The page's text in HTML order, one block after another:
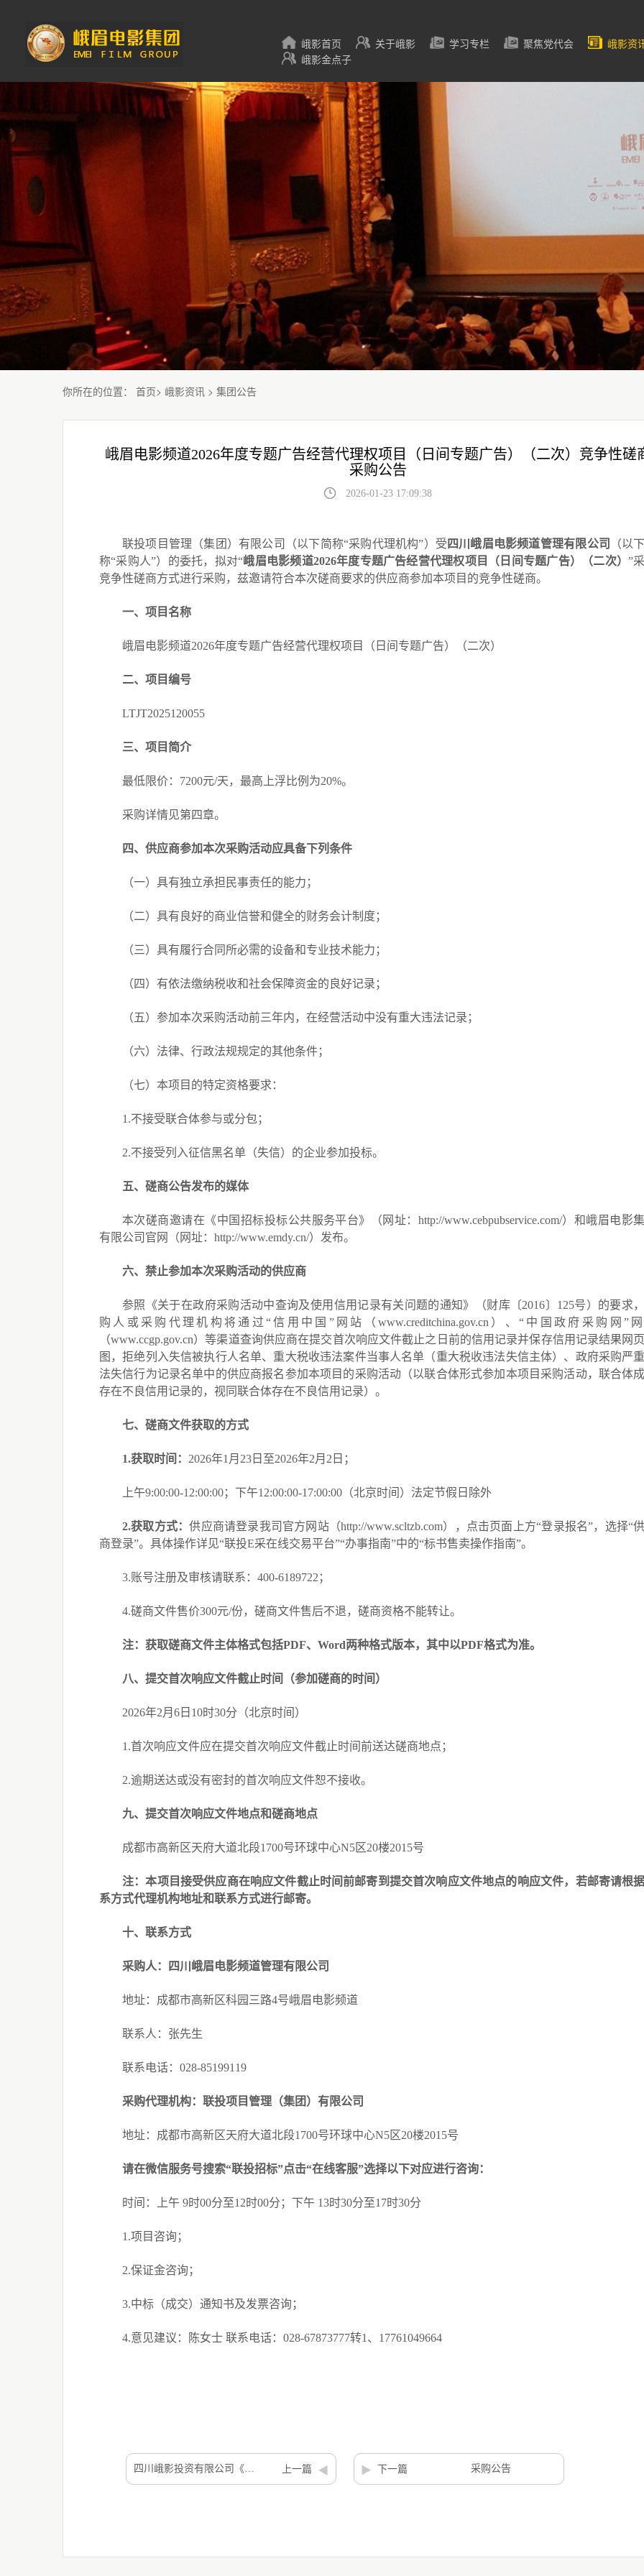
峨影首页 关于峨影 学习专栏 聚焦党代会
峨影资
峨影金点子
你所在的位置： 首页> 峨影资讯 > 集团公告
峨眉电影频道2026年度专题广告经营代理权项目（日间专题广告）（二次）竞争性磋
采购公告
2026-01-23 17:09:38
联投项目管理（集团）有限公司 （以下简称“采购代理机构”） 受 四川峨眉电影频道管理有限公司
（以
称“采购人”）的委托，拟对“峨眉电影频道2026年度专题广告经营代理权项目（日间专题广告）（二次）”
竞争性磋商方式进行采购，兹邀请符合本次磋商要求的供应商参加本项目的竞争性磋商。
一、项目名称
峨眉电影频道2026年度专题广告经营代理权项目（日间专题广告）（二次）
二、项目编号
LTJT2025120055
三、项目简介
最低限价： 7200元/天，最高上浮比例为20%。
采购详情见第四章。
四、供应商参加本次采购活动应具备下列条件
（一）具有独立承担民事责任的能力；
（二）具有良好的商业信誉和健全的财务会计制度；
（三）具有履行合同所必需的设备和专业技术能力；
（四）有依法缴纳税收和社会保障资金的良好记录；
（五）参加本次采购活动前三年内，在经营活动中没有重大违法记录；
（六）法律、行政法规规定的其他条件；
（七）本项目的特定资格要求：
1.不接受联合体参与或分包；
2.不接受列入征信黑名单（失信）的企业参加投标。
五、 磋商公告发布的媒体
本次磋商邀请在 《中国招标投标公共服务平台》（网址： http://www.cebpubservice.com/）和峨眉电影
有限公司官网（网址： http://www.emdy.cn/） 发布。
六、禁止参加本次采购活动的供应商
参照 《关于在政府采购活动中查询及使用信用记录有关问题的通知》（财库〔2016〕 125号）的要求
购人 或 采购代理机构将通过“信用中国”网站（www.creditchina.gov.cn ）、“中国政府采购网”
（www.ccgp.gov.cn）等渠道查询供应商在提交首次响应文件截止之日前的信用记录并保存信用记录结果网
图，拒绝列入失信被执行人名单、 重大税收违法案件当事人名单（重大税收违法失信主体） 、政府采购严
法失信行为记录名单中的供应商报名参加本项目的采购活动（以联合体形式参加本项目采购活动，联合体
存在不良信用记录的，视同联合体存在不良信用记录）。
七、 磋商文件获取的方式
1.获取时间： 2026年1月23日至2026年2月2日；
上午9:00:00-12:00:00；下午12:00:00-17:00:00（北京时间）法定节假日除外
2.获取方式：供应商请登录我司官方网站（http://www.scltzb.com），点击页面上方“登录报名”，选择“
商登录”。具体操作详见“联投E采在线交易平台”“办事指南”中的“标书售卖操作指南”。
3.账号注册及审核请联系：400-6189722；
4.磋商文件售价300元/份，磋商文件售后不退，磋商资格不能转让。
注：获取磋商文件主体格式包括PDF、Word两种格式版本，其中以PDF格式为准。
八、 提交首次响应文件截止时间 （参加磋商的时间 ）
2026年2月 6 日 10时30分（北京时间）
1.首次响应文件应在提交首次响应文件截止时间前送达磋商地点；
2.逾期送达或没有密封的首次响应文件恕不接收。
九、 提交首次响应文件地点和磋商地点
成都市高新区天府大道北段1700号环球中心N5区20楼2015号
注：本项目接受供应商在响应文件截止时间前邮寄到提交首次响应文件地点的响应文件，若邮寄请根
系方式代理机构地址和联系方式进行邮寄。
十、联系方式
采购人：四川峨眉电影频道管理有限公司
地址：成都市高新区科园三路4号峨眉电影频道
联系人：张先生
联系电话： 028-85199119
采购代理机构： 联投项目管理（集团）有限公司
地址： 成都市高新区天府大道北段1700号环球中心N5区20楼2015号
请在微信服务号搜索“联投招标”点击“在线客服”选择以下对应进行咨询：
时间：上午 9时00分至12时00分；下午 13时30分至17时30分
1.项目咨询；
2.保证金咨询；
3.中标（成交）通知书及发票咨询；
4.意见建议：陈女士 联系电话： 028-67873777转1 、 17761049664
四川峨影投资有限公司《金色面具英雄》 诉讼代理服务采购项目采购公告 上一篇 下一篇 采购公告